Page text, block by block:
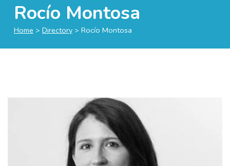
Rocío Montosa
Home > Directory > Rocío Montosa